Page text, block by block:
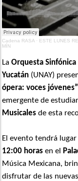
Cadena RASA · ESTE LUNES
MÍN
LaOrquesta Sinfónica
Yucatán (UNAY)
ópera: voces jóvenes”
emergente de
Musicales de esta
El evento tendrá
12:00 horas en el
M úsica Mexicana,
disfrutar de las